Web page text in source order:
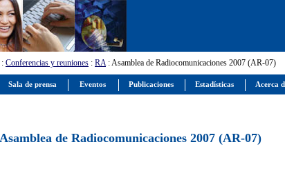
: Conferencias y reuniones : RA: Asamblea de Radiocomunicaciones 2007 (AR-07)
Asamblea de Radiocomunicaciones 2007 (AR-07)
Sala de prensa Eventos Publicaciones Estadísticas Acerca